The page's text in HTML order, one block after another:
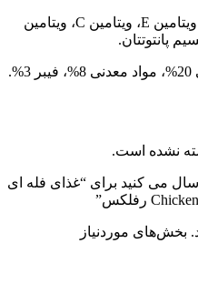
E، ویتامین
C، ویتامین
نشده است.
می کنید برای “غذای فله ای
بخش‌های موردنیاز